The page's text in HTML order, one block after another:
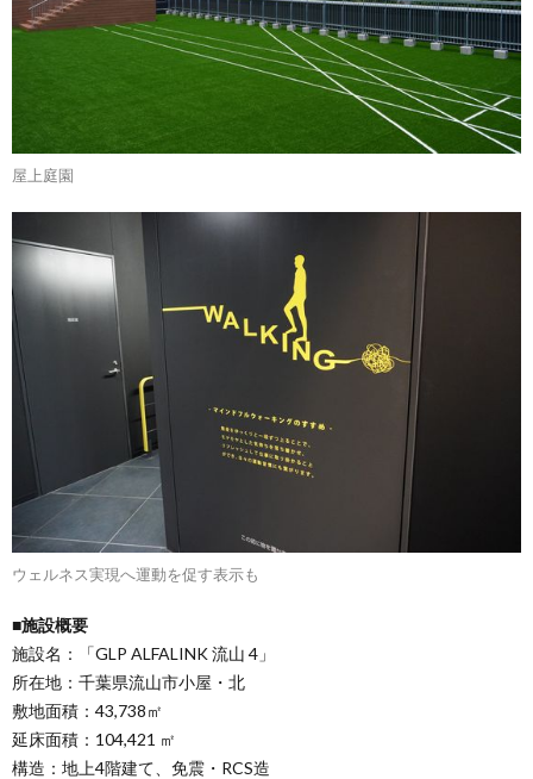
屋上庭園
ウェルネス実現へ運動を促す表示も
■施設概要
施設名：「GLP ALFALINK 流山 4」
所在地：千葉県流山市小屋・北
敷地面積：43,738㎡
延床面積：104,421 ㎡
構造：地上4階建て、免震・RCS造